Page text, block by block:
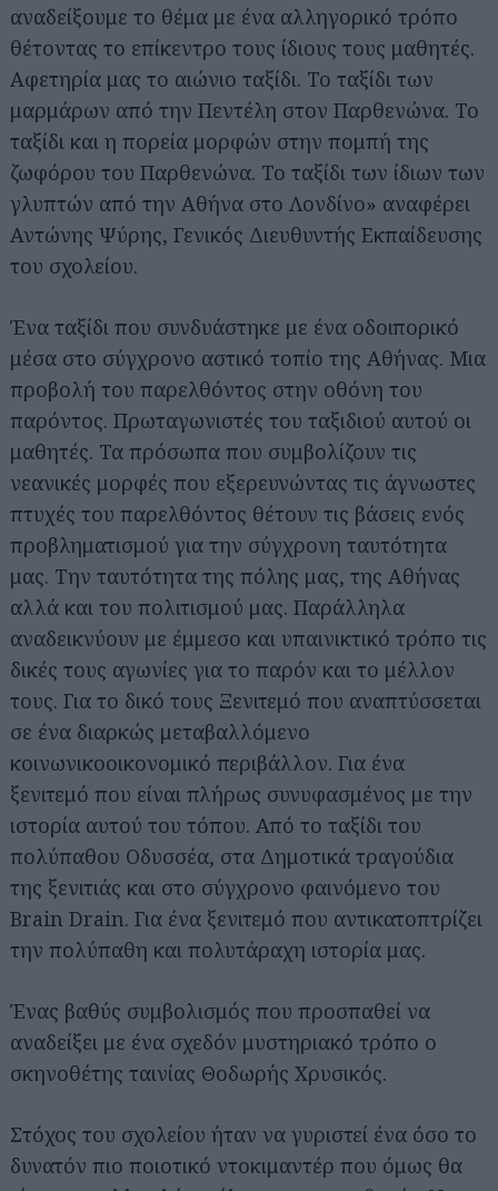
αναδείξουμε το θέμα με ένα αλληγορικό τρόπο
θέτοντας το επίκεντρο τους ίδιους τους μαθητές.
Αφετηρία μας το αιώνιο ταξίδι. Το ταξίδι των
μαρμάρων από την Πεντέλη στον Παρθενώνα. Το
ταξίδι και η πορεία μορφών στην πομπή της
ζωφόρου του Παρθενώνα. Το ταξίδι των ίδιων των
γλυπτών από την Αθήνα στο Λονδίνο» αναφέρει
Αντώνης Ψύρης, Γενικός Διευθυντής Εκπαίδευσης
του σχολείου.
Ένα ταξίδι που συνδυάστηκε με ένα οδοιπορικό
μέσα στο σύγχρονο αστικό τοπίο της Αθήνας. Μια
προβολή του παρελθόντος στην οθόνη του
παρόντος. Πρωταγωνιστές του ταξιδιού αυτού οι
μαθητές. Τα πρόσωπα που συμβολίζουν τις
νεανικές μορφές που εξερευνώντας τις άγνωστες
πτυχές του παρελθόντος θέτουν τις βάσεις ενός
προβληματισμού για την σύγχρονη ταυτότητα
μας. Την ταυτότητα της πόλης μας, της Αθήνας
αλλά και του πολιτισμού μας. Παράλληλα
αναδεικνύουν με έμμεσο και υπαινικτικό τρόπο τις
δικές τους αγωνίες για το παρόν και το μέλλον
τους. Για το δικό τους Ξενιτεμό που αναπτύσσεται
σε ένα διαρκώς μεταβαλλόμενο
κοινωνικοοικονομικό περιβάλλον. Για ένα
ξενιτεμό που είναι πλήρως συνυφασμένος με την
ιστορία αυτού του τόπου. Από το ταξίδι του
πολύπαθου Οδυσσέα, στα Δημοτικά τραγούδια
της ξενιτιάς και στο σύγχρονο φαινόμενο του
Brain Drain. Για ένα ξενιτεμό που αντικατοπτρίζει
την πολύπαθη και πολυτάραχη ιστορία μας.
Ένας βαθύς συμβολισμός που προσπαθεί να
αναδείξει με ένα σχεδόν μυστηριακό τρόπο ο
σκηνοθέτης ταινίας Θοδωρής Χρυσικός.
Στόχος του σχολείου ήταν να γυριστεί ένα όσο το
δυνατόν πιο ποιοτικό ντοκιμαντέρ που όμως θα